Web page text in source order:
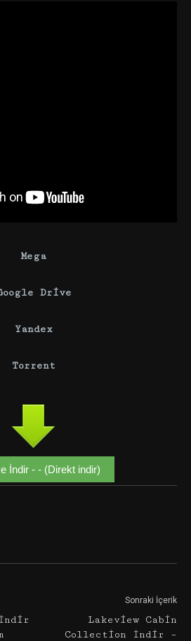
Mega
Drive
Yandex
Torrent
İndir - - (Direkt indir)
Sonraki İçerik
Lakeview Cabin
Collection İndir –